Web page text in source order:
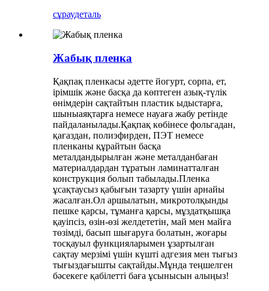
сұраудеталь
Жабық пленка
Қақпақ пленкасы әдетте йогурт, сорпа, ет,
ірімшік және басқа да көптеген азық-түлік
өнімдерін сақтайтын пластик ыдыстарға,
шыныаяқтарға немесе науаға жабу ретінде
пайдаланылады.Қақпақ көбінесе фольгадан,
қағаздан, полиэфирден, ПЭТ немесе
пленканы құрайтын басқа
металдандырылған және металданбаған
материалдардан тұратын ламинатталған
конструкция болып табылады.Пленка
ұсақтаусыз қабығын тазарту үшін арнайы
жасалған.Ол аршылатын, микротолқынды
пешке қарсы, тұманға қарсы, мұздатқышқа
қауіпсіз, өзін-өзі желдететін, май мен майға
төзімді, басып шығаруға болатын, жоғары
тосқауыл функцияларымен ұзартылған
сақтау мерзімі үшін күшті адгезия мен тығыз
тығыздағышты сақтайды.Мұнда теңшелген
бәсекеге қабілетті баға ұсынысын алыңыз!